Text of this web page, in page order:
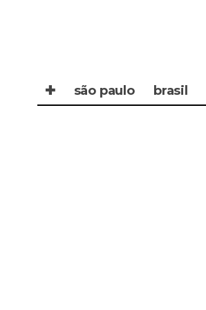
✚ são paulo brasil